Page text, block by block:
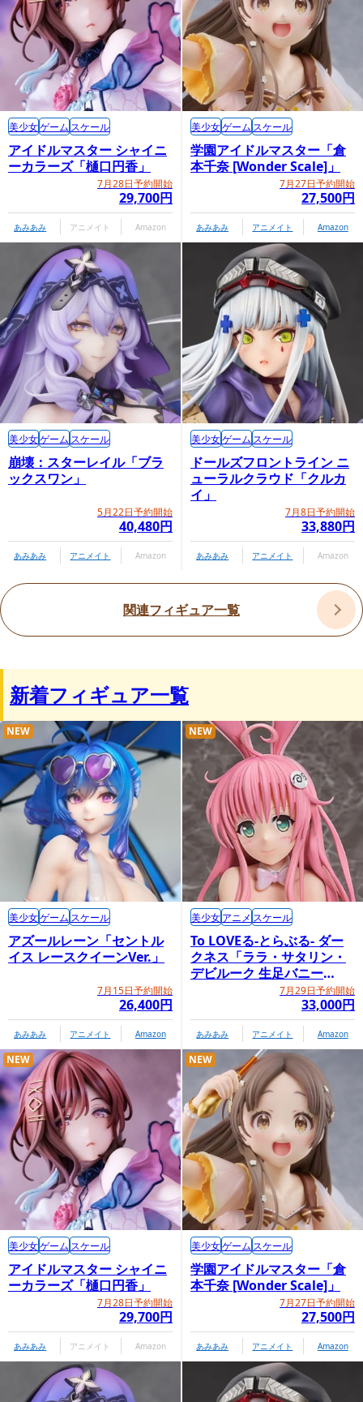
アイドルマスター シャイニ
ーカラーズ「樋口円香」
7月28日予約開始
29,700円
美少女ゲーム スケール
あみあみ アニメイト Amazon
学園アイドルマスター「倉
本千奈 [Wonder Scale]」
7月27日予約開始
27,500円
美少女ゲーム スケール
あみあみ アニメイト Amazon
崩壊：スターレイル「ブラ
ックスワン」
5月22日予約開始
40,480円
美少女ゲーム スケール
あみあみ アニメイト Amazon
ドールズフロントライン ニ
ューラルクラウド「クルカ
イ」
7月8日予約開始
33,880円
美少女ゲーム スケール
あみあみ アニメイト Amazon
関連フィギュア一覧
新着フィギュア一覧
アズールレーン「セントル
イス レースクイーンVer.」
7月15日予約開始
26,400円
NEW
美少女ゲーム スケール
あみあみ アニメイト Amazon
To LOVEる-とらぶる- ダー
クネス「ララ・サタリン・
デビルーク 生足バニー
7月29日予約開始
33,000円
NEW
美少女アニメ スケール
あみあみ アニメイト Amazon
アイドルマスター シャイニ
ーカラーズ「樋口円香」
7月28日予約開始
29,700円
NEW
美少女ゲーム スケール
あみあみ アニメイト Amazon
学園アイドルマスター「倉
本千奈 [Wonder Scale]」
7月27日予約開始
27,500円
NEW
美少女ゲーム スケール
あみあみ アニメイト Amazon